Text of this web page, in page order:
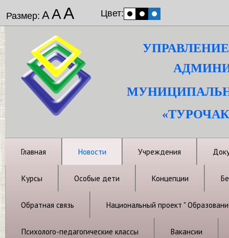
Размер: ААА Цвет:
Главная Новости Учреждения
Курсы Особые дети Концепции
Обратная связь Национальный проект "
Психолого-педагогические классы Вакансии